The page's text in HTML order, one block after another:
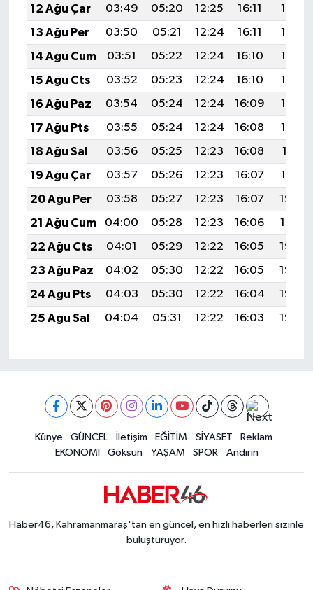
12 Ağu Çar
03:49 05:20 12:25 16:11
19:19
13 Ağu Per
03:50 05:21 12:24 16:11
19:18
14 Ağu Cum
03:51 05:22 12:24 16:10
19:16
15 Ağu Cts
03:52 05:23 12:24 16:10
19:15
16 Ağu Paz
03:54 05:24 12:24 16:09
19:14
17 Ağu Pts
03:55 05:24 12:24 16:08
19:13
18 Ağu Sal
03:56 05:25 12:23 16:08
19:11
19 Ağu Çar
03:57 05:26 12:23 16:07
19:10
20 Ağu Per
03:58 05:27 12:23 16:07
19:09
21 Ağu Cum
04:00 05:28 12:23 16:06
19:07
22 Ağu Cts
04:01 05:29 12:22 16:05
19:06
23 Ağu Paz
04:02 05:30 12:22 16:05
19:05
24 Ağu Pts
04:03 05:30 12:22 16:04
19:03
25 Ağu Sal
04:04 05:31 12:22 16:03 19:02
Künye GÜNCEL İletişim EĞİTİM SİYASET
Reklam
EKONOMİ
Göksun YAŞAM SPOR Andırın
Haber46, Kahramanmaraş'tan en güncel, en hızlı haberleri sizinle
buluşturuyor.
ASAYİŞ
SEÇİM 2015
ÇEVRE
BİLİM VE TEKNOLOJİ
YARIŞMALAR
TANITIM
HABERDE İNSAN